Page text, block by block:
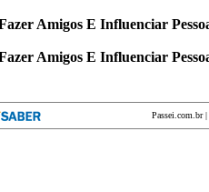
Amigos E Influenciar
Amigos E Influenciar
Passei.com.br|